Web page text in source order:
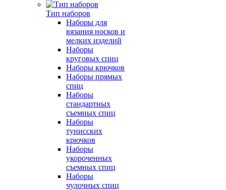
Тип наборов
Наборы для
вязания носков и
мелких изделий
Наборы
круговых спиц
Наборы крючков
Наборы прямых
спиц
Наборы
стандартных
съемных спиц
Наборы
тунисских
крючков
Наборы
укороченных
съемных спиц
Наборы
чулочных спиц